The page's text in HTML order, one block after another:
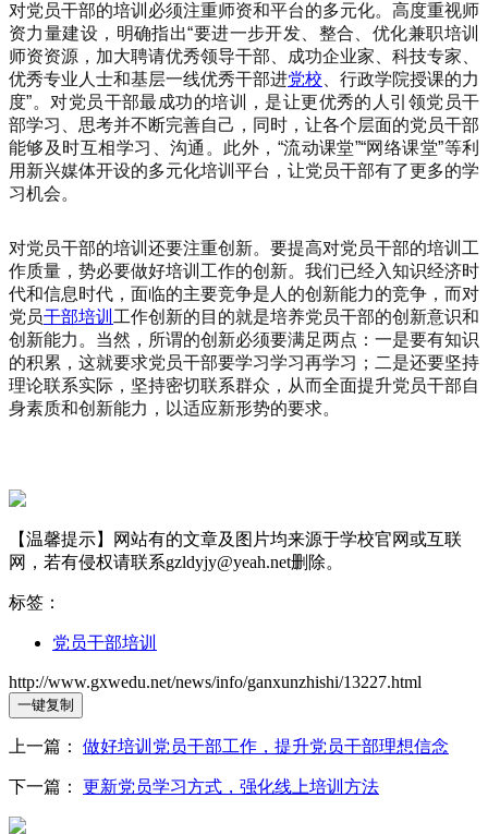
对党员干部的培训必须注重师资和平台的多元化。高度重视师
资力量建设，明确指出“要进一步开发、整合、优化兼职培训
师资资源，加大聘请优秀领导干部、成功企业家、科技专家、
优秀专业人士和基层一线优秀干部进党校 、行政学院授课的力
度”。对党员干部最成功的培训，是让更优秀的人引领党员干
部学习、思考并不断完善自己，同时，让各个层面的党员干部
能够及时互相学习、沟通。此外，“流动课堂”“网络课堂”等利
用新兴媒体开设的多元化培训平台，让党员干部有了更多的学
习机会。
对党员干部的培训还要注重创新。要提高对党员干部的培训工
作质量，势必要做好培训工作的创新。我们已经入知识经济时
代和信息时代，面临的主要竞争是人的创新能力的竞争，而对
党员干部培训 工作创新的目的就是培养党员干部的创新意识和
创新能力。当然，所谓的创新必须要满足两点：一是要有知识
的积累，这就要求党员干部要学习学习再学习；二是还要坚持
理论联系实际，坚持密切联系群众，从而全面提升党员干部自
身素质和创新能力，以适应新形势的要求。
【温馨提示】网站有的文章及图片均来源于学校官网或互联
网，若有侵权请联系gzldyjy@yeah.net删除。
标签：
党员干部培训
http://www.gxwedu.net/news/info/ganxunzhishi/13227.html
一键复制
上一篇： 做好培训党员干部工作，提升党员干部理想信念
下一篇： 更新党员学习方式，强化线上培训方法